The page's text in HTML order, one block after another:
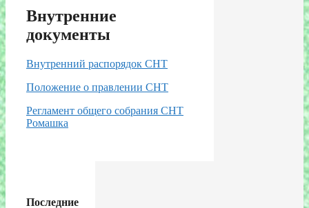
Внутренние
документы
Внутренний распорядок СНТ
Положение о правлении СНТ
Регламент общего собрания СНТ
Ромашка
Последние